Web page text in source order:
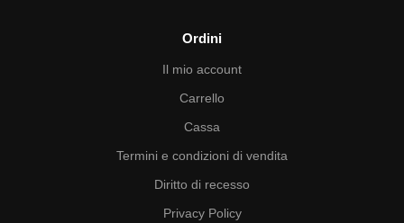
Ordini
Il mio account
Carrello
Cassa
Termini e condizioni di vendita
Diritto di recesso
Privacy Policy